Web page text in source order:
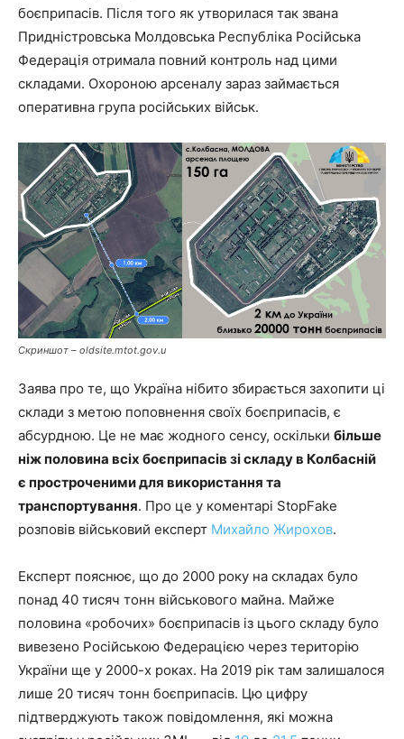
боєприпасів. Після того як утворилася так звана
Придністровська Молдовська Республіка Російська
Федерація отримала повний контроль над цими
складами. Охороною арсеналу зараз займається
оперативна група російських військ.
Скриншот – oldsite.mtot.gov.u
Заява про те, що Україна нібито збирається захопити ці
склади з метою поповнення своїх боєприпасів, є
абсурдною. Це не має жодного сенсу, оскільки більше
ніж половина всіх боєприпасів зі складу в Колбасній
є простроченими для використання та
транспортування. Про це у коментарі StopFake
розповів військовий експерт Михайло Жирохов.
Експерт пояснює, що до 2000 року на складах було
понад 40 тисяч тонн військового майна. Майже
половина «робочих» боєприпасів із цього складу було
вивезено Російською Федерацією через територію
України ще у 2000-х роках. На 2019 рік там залишалося
лише 20 тисяч тонн боєприпасів. Цю цифру
підтверджують також повідомлення, які можна